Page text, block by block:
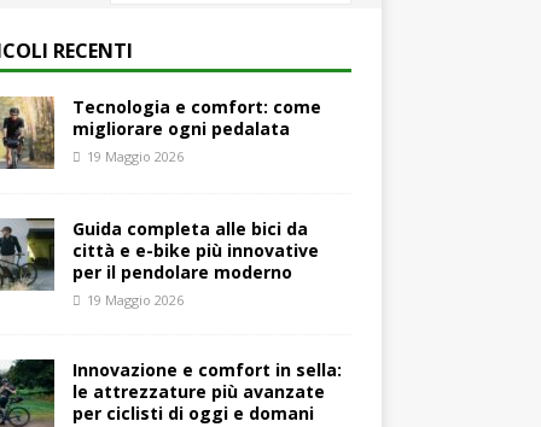
RECENTI
Tecnologia e comfort: come
migliorare ogni pedalata
19 Maggio 2026
Guida completa alle bici da
città e e-bike più innovative
per il pendolare moderno
19 Maggio 2026
Innovazione e comfort in sella:
le attrezzature più avanzate
per ciclisti di oggi e domani